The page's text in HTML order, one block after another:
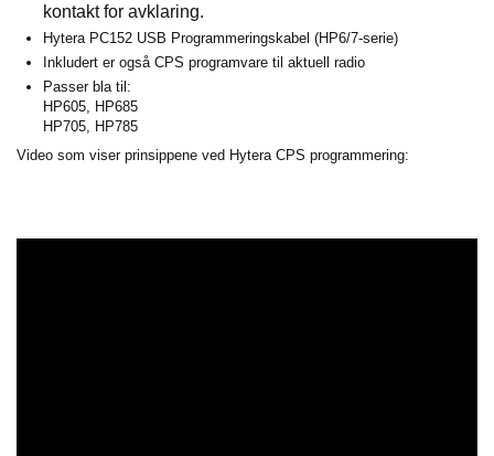
kontakt for avklaring.
Hytera PC152 USB Programmeringskabel (HP6/7-serie)
Inkludert er også CPS programvare til aktuell radio
Passer bla til:
HP605, HP685
HP705, HP785
Video som viser prinsippene ved Hytera CPS programmering: